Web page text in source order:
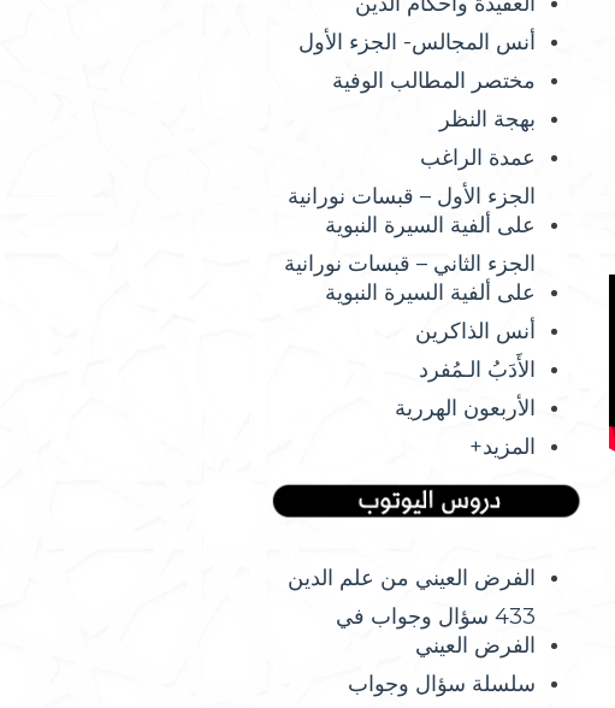
أنس المجالس- الجزء الأول
مختصر المطالب الوفية
بهجة النظر
عمدة الراغب
الجزء الأول – قبسات نورانية
على ألفية السيرة النبوية
الجزء الثاني – قبسات نورانية
على ألفية السيرة النبوية
أنس الذاكرين
الأَدَبُ الـمُفرد
الأربعون الهررية
المزيد+
الفرض العيني من علم الدين
433 سؤال وجواب في
الفرض العيني
سلسلة سؤال وجواب